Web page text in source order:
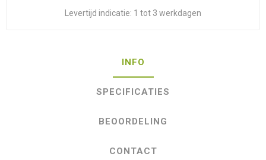
Levertijd indicatie: 1 tot 3 werkdagen
INFO
SPECIFICATIES
BEOORDELING
CONTACT